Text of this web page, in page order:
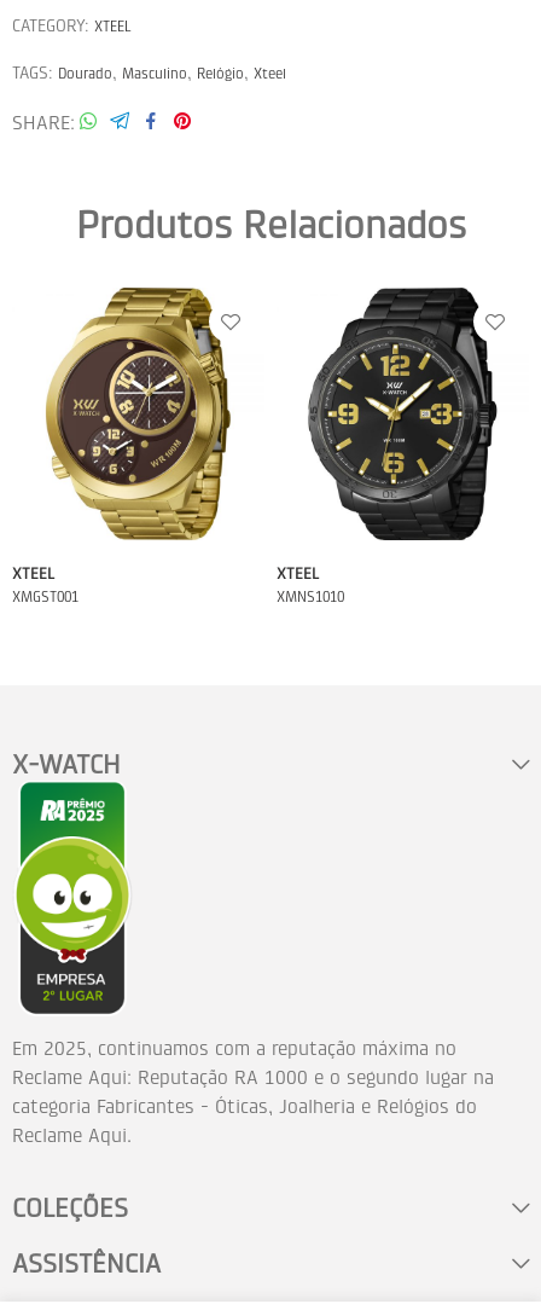
CATEGORY: XTEEL
TAGS: Dourado, Masculino, Relógio, Xteel
SHARE
Produtos Relacionados
XTEEL
XMGST001
XTEEL
XMNS1010
X-WATCH
Em 2025, continuamos com a reputação máxima no
Reclame Aqui: Reputação RA 1000 e o segundo lugar na
categoria Fabricantes - Óticas, Joalheria e Relógios do
Reclame Aqui.
COLEÇÕES
ASSISTÊNCIA